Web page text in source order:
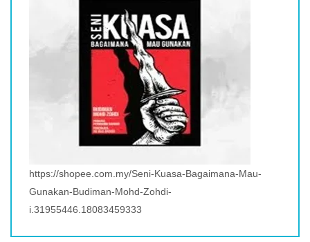
https://shopee.com.my/Seni-Kuasa-Bagaimana-Mau-
Gunakan-Budiman-Mohd-Zohdi-
i.31955446.18083459333